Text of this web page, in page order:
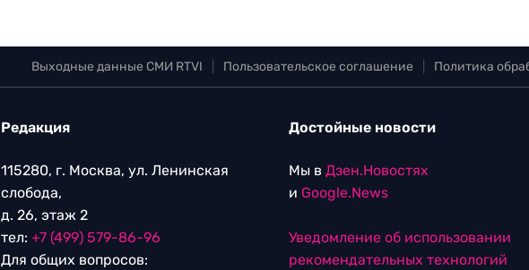
Выходные данные СМИ RTVI Пользовательское соглашение Политика
Редакция
115280, г. Москва, ул. Ленинская
слобода,
д. 26, этаж 2
тел: +7 (499) 579-86-96
Для общих вопросов:
Достойные новости
Мы в Дзен.Новостях
и Google.News
Уведомление об использовании
рекомендательных технологий